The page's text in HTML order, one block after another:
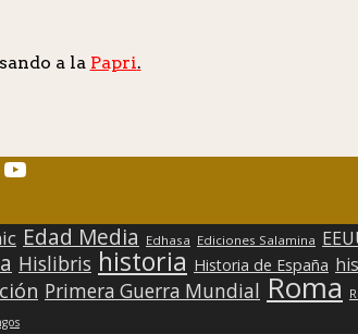
a la Papri.
YouTube
Edad Media Edhasa Ediciones Salamina
Hislibris historia Historia de España
Primera Guerra Mundial Roma